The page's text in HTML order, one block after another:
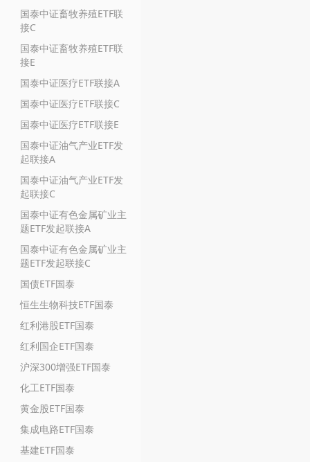
国泰中证畜牧养殖ETF联
接C
国泰中证畜牧养殖ETF联
接E
国泰中证医疗ETF联接A
国泰中证医疗ETF联接C
国泰中证医疗ETF联接E
国泰中证油气产业ETF发
起联接A
国泰中证油气产业ETF发
起联接C
国泰中证有色金属矿业主
题ETF发起联接A
国泰中证有色金属矿业主
题ETF发起联接C
国债ETF国泰
恒生生物科技ETF国泰
红利港股ETF国泰
红利国企ETF国泰
沪深300增强ETF国泰
化工ETF国泰
黄金股ETF国泰
集成电路ETF国泰
基建ETF国泰